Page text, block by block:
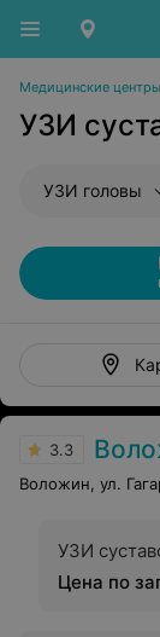
Медицинские центры
УЗИ
УЗИ головы
3.3
Воложин, ул.
УЗИ
Цена по